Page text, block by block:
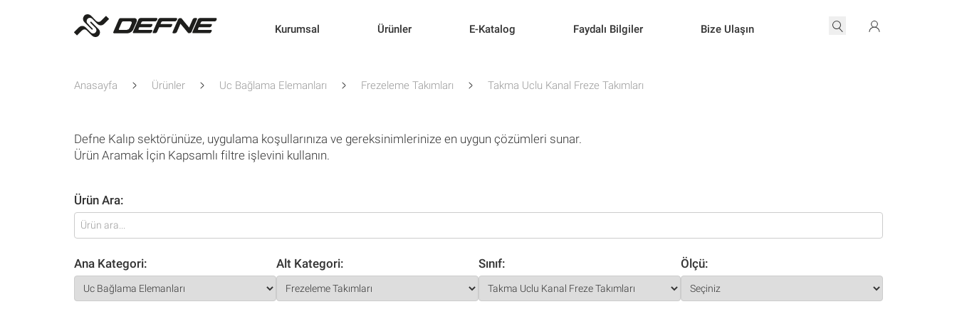
Kurumsal Ürünler E-Katalog Faydalı Bilgiler Bize Ulaşın
Anasayfa Ürünler Uc Bağlama Elemanları Frezeleme Takımları Takma Uclu Kanal Freze Takımları
Defne Kalıp sektörünüze, uygulama koşullarınıza ve gereksinimlerinize en uygun çözümleri sunar.
Ürün Aramak İçin Kapsamlı filtre işlevini kullanın.
Ürün Ara:
Ana Kategori: Alt Kategori: Sınıf: Ölçü: